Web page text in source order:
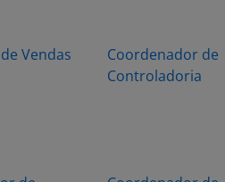
Vendas
Coordenador de
Controladoria